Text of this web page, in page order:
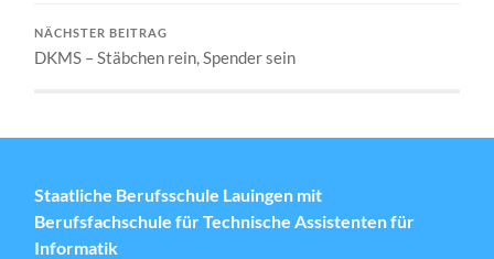
NÄCHSTER BEITRAG
DKMS – Stäbchen rein, Spender sein
Staatliche Berufsschule Lauingen mit
Berufsfachschule für Technische Assistenten für
Informatik